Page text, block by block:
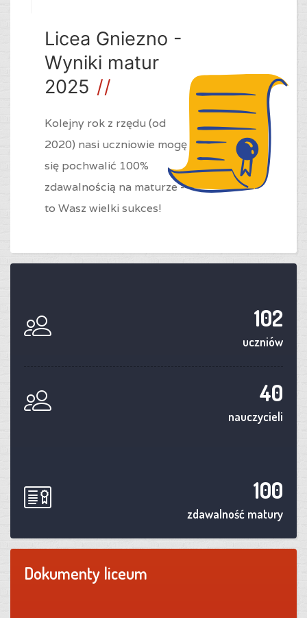
Licea Gniezno -
Wyniki matur
2025
Kolejny rok z rzędu (od
2020) nasi uczniowie mogę
się pochwalić 100%
zdawalnością na maturze -
to Wasz wielki sukces!
102
uczniów
40
nauczycieli
100
zdawalność matury
Dokumenty liceum